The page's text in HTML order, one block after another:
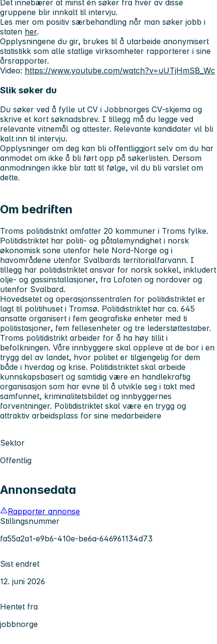
Det innebærer at minst én søker fra hver av disse
gruppene blir innkalt til intervju.
Les mer om positiv særbehandling når man søker jobb i
staten her.
Opplysningene du gir, brukes til å utarbeide anonymisert
statistikk som alle statlige virksomheter rapporterer i sine
årsrapporter.
Video: https://www.youtube.com/watch?v=uUTjHmSB_Wc
Slik søker du
Du søker ved å fylle ut CV i Jobbnorges CV-skjema og
skrive et kort søknadsbrev. I tillegg må du legge ved
relevante vitnemål og attester. Relevante kandidater vil bli
kalt inn til intervju.
Opplysninger om deg kan bli offentliggjort selv om du har
anmodet om ikke å bli ført opp på søkerlisten. Dersom
anmodningen ikke blir tatt til følge, vil du bli varslet om
dette.
Om bedriften
Troms politidistrikt omfatter 20 kommuner i Troms fylke.
Politidistriktet har politi- og påtalemyndighet i norsk
økonomisk sone utenfor hele Nord-Norge og i
havområdene utenfor Svalbards territorialfarvann. I
tillegg har politidistriktet ansvar for norsk sokkel, inkludert
olje- og gassinstallasjoner, fra Lofoten og nordover og
utenfor Svalbard.
Hovedsetet og operasjonssentralen for politidistriktet er
lagt til politihuset i Tromsø. Politidistriktet har ca. 645
ansatte organisert i fem geografiske enheter med ti
politistasjoner, fem fellesenheter og tre lederstøttestaber.
Troms politidistrikt arbeider for å ha høy tillit i
befolkningen. Våre innbyggere skal oppleve at de bor i en
trygg del av landet, hvor politiet er tilgjengelig for dem
både i hverdag og krise. Politidistriktet skal arbeide
kunnskapsbasert og samtidig være en handlekraftig
organisasjon som har evne til å utvikle seg i takt med
samfunnet, kriminalitetsbildet og innbyggernes
forventninger. Politidistriktet skal være en trygg og
attraktiv arbeidsplass for sine medarbeidere
Sektor
Offentlig
Annonsedata
Rapporter annonse
Stillingsnummer
fa55a2a1-e9b6-410e-be6a-646961134d73
Sist endret
12. juni 2026
Hentet fra
jobbnorge